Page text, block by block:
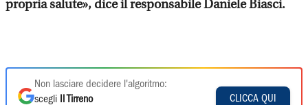
propria salute», dice il responsabile Daniele Biasci.
Non lasciare decidere l'algoritmo:
scegli
Il Tirreno
CLICCA QUI